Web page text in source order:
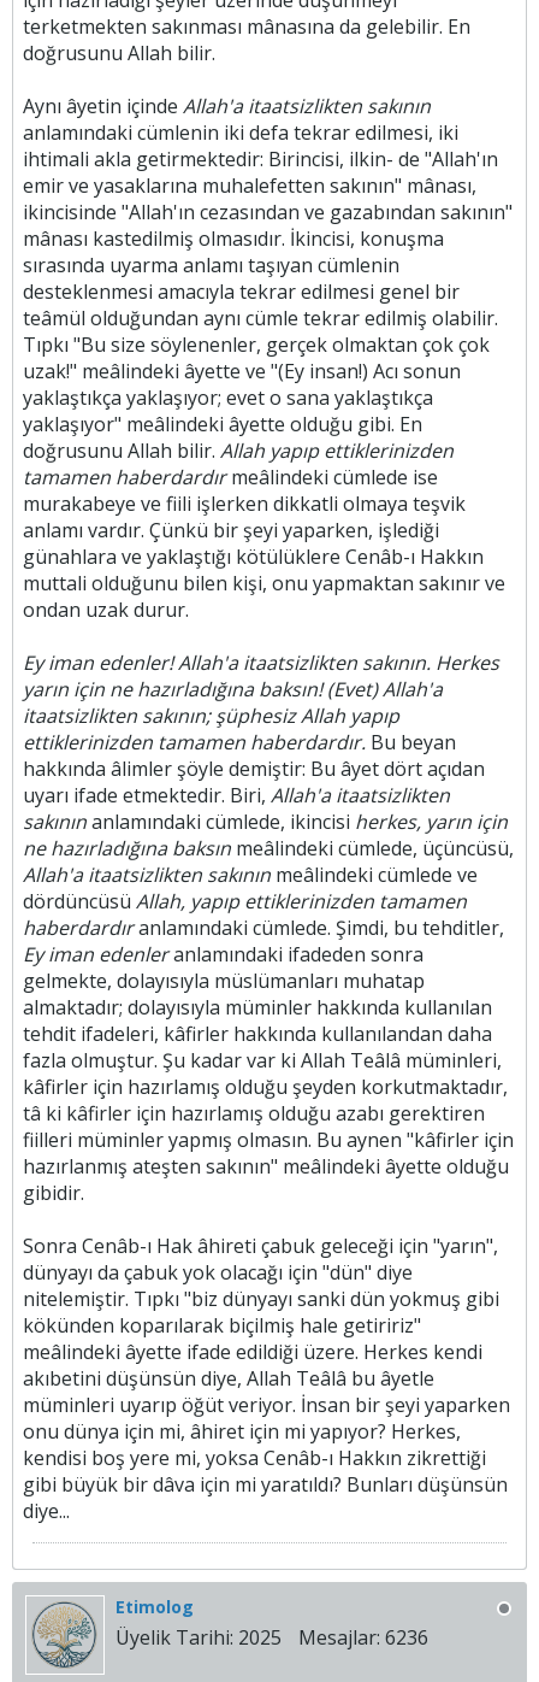
terketmekten sakınması mânasına da gelebilir. En
doğrusunu Allah bilir.
Aynı âyetin içinde Allah'a itaatsizlikten sakının
anlamındaki cümlenin iki defa tekrar edilmesi, iki
ihtimali akla getirmektedir: Birincisi, ilkin- de "Allah'ın
emir ve yasaklarına muhalefetten sakının" mânası,
ikincisinde "Allah'ın cezasından ve gazabından sakının"
mânası kastedilmiş olmasıdır. İkincisi, konuşma
sırasında uyarma anlamı taşıyan cümlenin
desteklenmesi amacıyla tekrar edilmesi genel bir
teâmül olduğundan aynı cümle tekrar edilmiş olabilir.
Tıpkı "Bu size söylenenler, gerçek olmaktan çok çok
uzak!" meâlindeki âyette ve "(Ey insan!) Acı sonun
yaklaştıkça yaklaşıyor; evet o sana yaklaştıkça
yaklaşıyor" meâlindeki âyette olduğu gibi. En
doğrusunu Allah bilir. Allah yapıp ettiklerinizden
tamamen haberdardırmeâlindeki cümlede ise
murakabeye ve fiili işlerken dikkatli olmaya teşvik
anlamı vardır. Çünkü bir şeyi yaparken, işlediği
günahlara ve yaklaştığı kötülüklere Cenâb-ı Hakkın
muttali olduğunu bilen kişi, onu yapmaktan sakınır ve
ondan uzak durur.
Ey iman edenler! Allah'a itaatsizlikten sakının. Herkes
yarın için ne hazırladığına baksın! (Evet) Allah'a
itaatsizlikten sakının; şüphesiz Allah yapıp
ettiklerinizden tamamen haberdardır. Bu beyan
hakkında âlimler şöyle demiştir: Bu âyet dört açıdan
uyarı ifade etmektedir. Biri, Allah'a itaatsizlikten
sakınınanlamındaki cümlede, ikincisi herkes, yarın için
ne hazırladığına baksın meâlindeki cümlede, üçüncüsü,
Allah'a itaatsizlikten sakının meâlindeki cümlede ve
dördüncüsü Allah, yapıp ettiklerinizden tamamen
haberdardıranlamındaki cümlede. Şimdi, bu tehditler,
Ey iman edenleranlamındaki ifadeden sonra
gelmekte, dolayısıyla müslümanları muhatap
almaktadır; dolayısıyla müminler hakkında kullanılan
tehdit ifadeleri, kâfirler hakkında kullanılandan daha
fazla olmuştur. Şu kadar var ki Allah Teâlâ müminleri,
kâfirler için hazırlamış olduğu şeyden korkutmaktadır,
tâ ki kâfirler için hazırlamış olduğu azabı gerektiren
fiilleri müminler yapmış olmasın. Bu aynen "kâfirler için
hazırlanmış ateşten sakının" meâlindeki âyette olduğu
gibidir.
Sonra Cenâb-ı Hak âhireti çabuk geleceği için "yarın",
dünyayı da çabuk yok olacağı için "dün" diye
nitelemiştir. Tıpkı "biz dünyayı sanki dün yokmuş gibi
kökünden koparılarak biçilmiş hale getiririz"
meâlindeki âyette ifade edildiği üzere. Herkes kendi
akıbetini düşünsün diye, Allah Teâlâ bu âyetle
müminleri uyarıp öğüt veriyor. İnsan bir şeyi yaparken
onu dünya için mi, âhiret için mi yapıyor? Herkes,
kendisi boş yere mi, yoksa Cenâb-ı Hakkın zikrettiği
gibi büyük bir dâva için mi yaratıldı? Bunları düşünsün
diye...​
Etimolog
Üyelik Tarihi: 2025 Mesajlar: 6236